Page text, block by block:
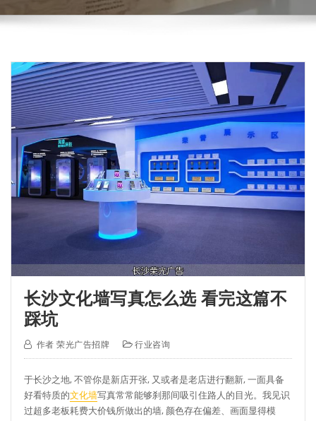
长沙文化墙写真怎么选 看完这篇不
踩坑
作者荣光广告招牌 行业咨询
于长沙之地, 不管你是新店开张, 又或者是老店进行翻新, 一面具备
好看特质的文化墙写真常常能够刹那间吸引住路人的目光。我见识
过超多老板耗费大价钱所做出的墙, 颜色存在偏差、画面显得模